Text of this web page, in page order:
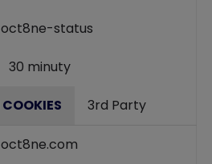
oct8ne-status
30 minuty
3rd Party
oct8ne.com